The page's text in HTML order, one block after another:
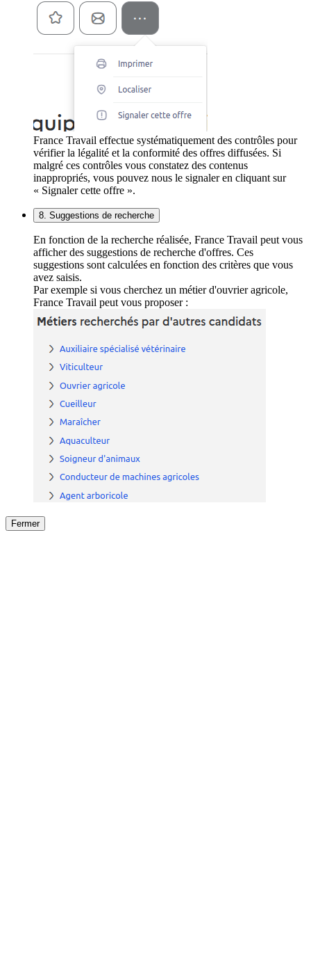
France Travail effectue systématiquement des contrôles pour
vérifier la légalité et la conformité des offres diffusées. Si
malgré ces contrôles vous constatez des contenus
inappropriés, vous pouvez nous le signaler en cliquant sur
« Signaler cette offre ».
8. Suggestions de recherche
En fonction de la recherche réalisée, France Travail peut vous
afficher des suggestions de recherche d'offres. Ces
suggestions sont calculées en fonction des critères que vous
avez saisis.
Par exemple si vous cherchez un métier d'ouvrier agricole,
France Travail peut vous proposer :
Fermer